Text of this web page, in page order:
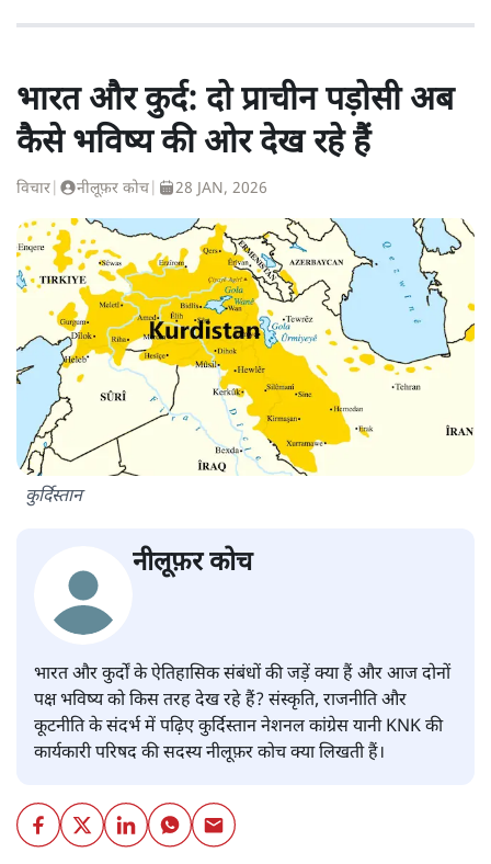
भारत और कुर्द: दो प्राचीन पड़ोसी अब
कैसे भविष्य की ओर देख रहे हैं
विचार नीलूफ़र कोच 28 JAN, 2026
कुर्दिस्तान
नीलूफ़र कोच
भारत और कुर्दों के ऐतिहासिक संबंधों की जड़ें क्या हैं और आज दोनों
पक्ष भविष्य को किस तरह देख रहे हैं? संस्कृति, राजनीति और
कूटनीति के संदर्भ में पढ़िए कुर्दिस्तान नेशनल कांग्रेस यानी KNK की
कार्यकारी परिषद की सदस्य नीलूफ़र कोच क्या लिखती हैं।